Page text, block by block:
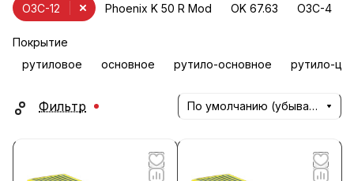
Phoenix K 50 R Mod
OK 67.63
ОЗС-12 ОЗС-4
Покрытие
рутиловое
основное рутило-основное рутило-
Фильтр По умолчанию (убывание)